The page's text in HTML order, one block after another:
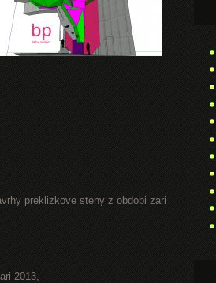
preklizkove steny z obdobi zari
2013,